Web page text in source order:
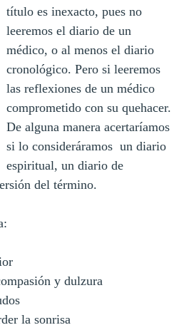
título es inexacto, pues no
leeremos el diario de un
médico, o al menos el diario
cronológico. Pero si leeremos
las reflexiones de un médico
comprometido con su quehacer.
De alguna manera acertaríamos
si lo consideráramos un diario
espiritual, un diario de
del término.
y dulzura
la sonrisa